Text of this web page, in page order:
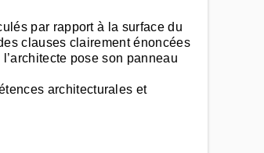
par rapport à la surface du
clauses clairement énoncées
pose son panneau
architecturales et